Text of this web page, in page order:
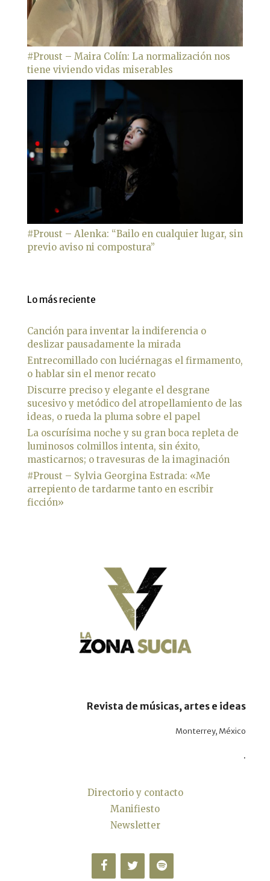
#Proust – Maira Colín: La normalización nos
tiene viviendo vidas miserables
#Proust – Alenka: “Bailo en cualquier lugar, sin
previo aviso ni compostura”
Lo más reciente
Canción para inventar la indiferencia o
deslizar pausadamente la mirada
Entrecomillado con luciérnagas el firmamento,
o hablar sin el menor recato
Discurre preciso y elegante el desgrane
sucesivo y metódico del atropellamiento de las
ideas, o rueda la pluma sobre el papel
La oscurísima noche y su gran boca repleta de
luminosos colmillos intenta, sin éxito,
masticarnos; o travesuras de la imaginación
#Proust – Sylvia Georgina Estrada: «Me
arrepiento de tardarme tanto en escribir
ficción»
Revista de músicas, artes e ideas
Monterrey, México
.
Directorio y contacto
Manifiesto
Newsletter